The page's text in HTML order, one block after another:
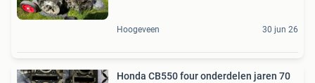
Hoogeveen 30 jun 26
Honda CB550 four onderdelen jaren 70